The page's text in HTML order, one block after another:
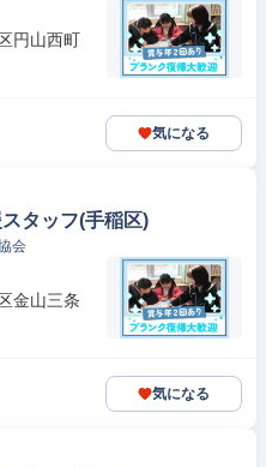
円山西町
気になる
タッフ(手稲区)
会
金山三条
気になる